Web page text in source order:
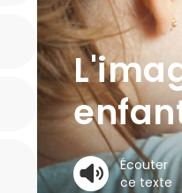
Écouter
ce texte